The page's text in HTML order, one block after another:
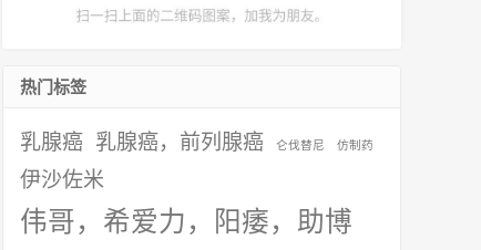
热门标签
乳腺癌 乳腺癌，前列腺癌 仑伐替尼 仿制药
伊沙佐米
伟哥，希爱力，阳痿，助博